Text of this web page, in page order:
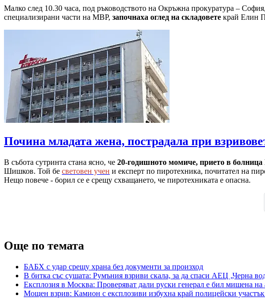
Малко след 10.30 часа, под ръководството на Окръжна прокуратура –
специализирани части на МВР, започнаха оглед на складовете край Елин
Почина младата жена, пострадала при
В събота сутринта стана ясно, че 20-годишното момиче, прието в
Шишков. Той бе световен учен и експерт по пиротехника, почитател на
Нещо повече - борил се е срещу схващането, че пиротехниката е опасна.
Още по темата
БАБХ с удар срещу храна без документи за произход
В битка със сушата: Румъния взриви скала, за да спаси АЕЦ „Черна
Експлозия в Москва: Проверяват дали руски генерал е бил мишена на
Мощен взрив: Камион с експлозиви избухна край полицейски